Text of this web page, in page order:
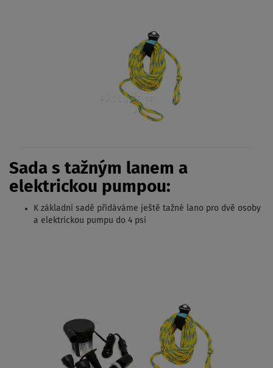
Sada s tažným lanem a
elektrickou pumpou:
K základní sadě přidáváme ještě tažné lano pro dvě osoby
a elektrickou pumpu do 4 psi